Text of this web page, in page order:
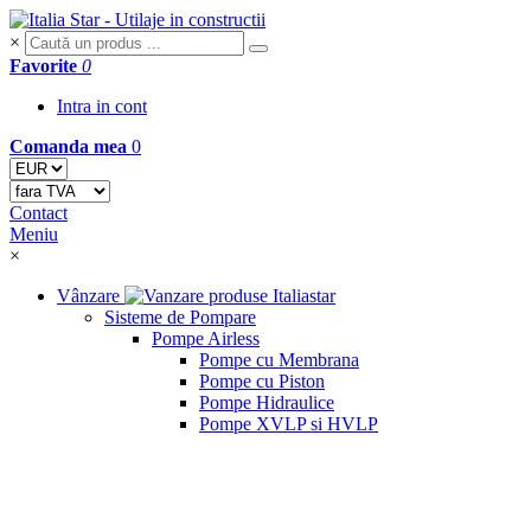
×
Favorite 0
Intra in cont
Comanda mea 0
Contact
Meniu
×
Vânzare
Sisteme de Pompare
Pompe Airless
Pompe cu Membrana
Pompe cu Piston
Pompe Hidraulice
Pompe XVLP si HVLP